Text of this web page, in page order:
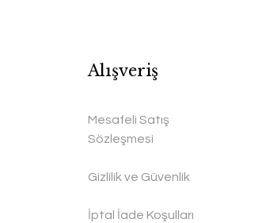
Alışveriş
Mesafeli Satış
Sözleşmesi
Gizlilik ve Güvenlik
İptal İade Koşulları